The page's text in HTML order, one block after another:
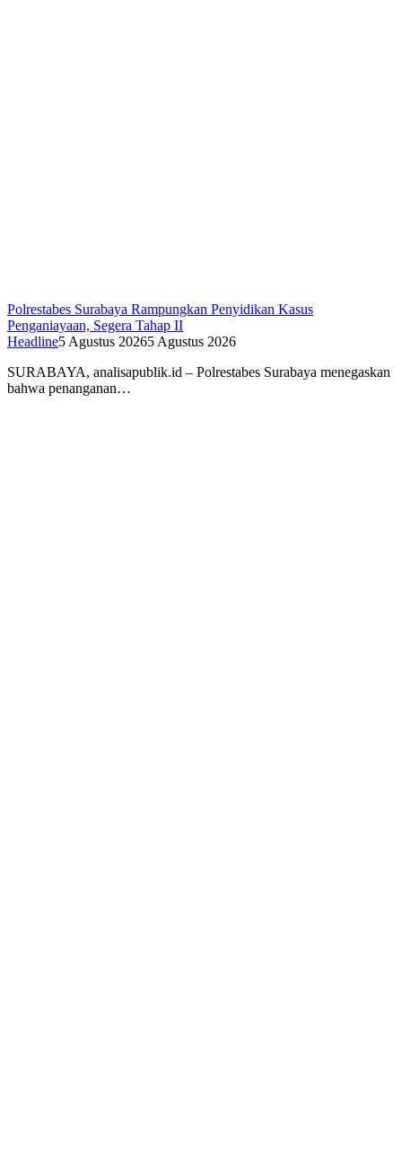
Polrestabes Surabaya Rampungkan Penyidikan Kasus
Penganiayaan, Segera Tahap II
Headline5 Agustus 20265 Agustus 2026
SURABAYA, analisapublik.id – Polrestabes Surabaya menegaskan
bahwa penanganan…